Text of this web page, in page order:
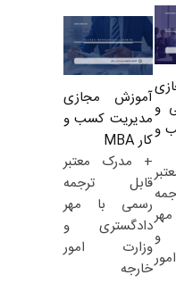
و
و
و
آموزش مجازی
مدیریت کسب و
کار MBA
+ مدرک معتبر
قابل ترجمه
رسمی با مهر
دادگستری و
وزارت امور
خارجه